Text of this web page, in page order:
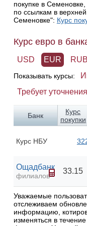
покупке в
по ссылкам в
Семеновке": Курс
Курс евро в
USD EUR RUB
Показывать курсы:
Требует уточнения
Банк
Курс
покупки
Курс НБУ
Ощадбанк
филиалов
33.15
Уважаемые
отслеживаем
информацию,
изменяться в